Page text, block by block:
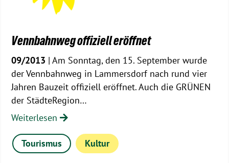
Vennbahnweg offiziell eröffnet
09/2013 | Am Sonntag, den 15. September wurde
der Vennbahnweg in Lammersdorf nach rund vier
Jahren Bauzeit offiziell eröffnet. Auch die GRÜNEN
der StädteRegion…
Weiterlesen
Tourismus Kultur